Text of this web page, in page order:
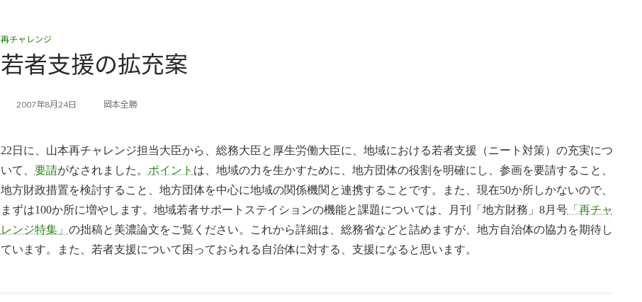
再チャレンジ
若者支援の拡充案
2007年8月24日 岡本全勝
22日に、山本再チャレンジ担当大臣から、総務大臣と厚生労働大臣に、地域における若者支援（ニート対策）の充実につ
いて、 要請がなされました。 ポイント は、地域の力を生かすために、地方団体の役割を明確にし、参画を要請すること、
地方財政措置を検討するこ と、地方団体を中心に地域の関係機関と連携することです。また、現在50か所しかないので、
まずは100か所に増やし ます。地域若者サポートステイションの機能と課題については、月刊「地方財務」8月号「再チャ
レンジ特集」 の拙稿と美濃論文をご覧ください。
これから詳細は、総務省などと詰めますが、地方自治体の協力を期待し
ています。また、若者支援について困っておられる自治体に対する、支援になると思います。